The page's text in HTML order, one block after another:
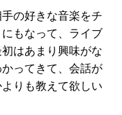
の好きな音楽をチ
もなって、ライブ
はあまり興味がな
ってきて、会話が
りも教えて欲しい